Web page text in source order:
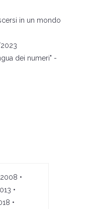
in un mondo
dei numeri" -
2008 •
•
•